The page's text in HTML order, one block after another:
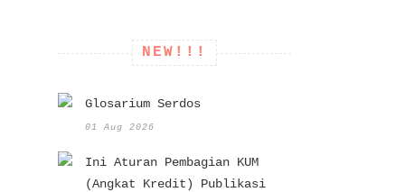
NEW!!!
Glosarium Serdos
01 Aug 2026
Ini Aturan Pembagian KUM
(Angkat Kredit) Publikasi